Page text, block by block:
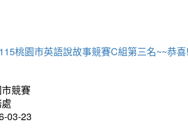
桃園市英語說故事競賽C組第三名~~恭喜
競賽
03-23